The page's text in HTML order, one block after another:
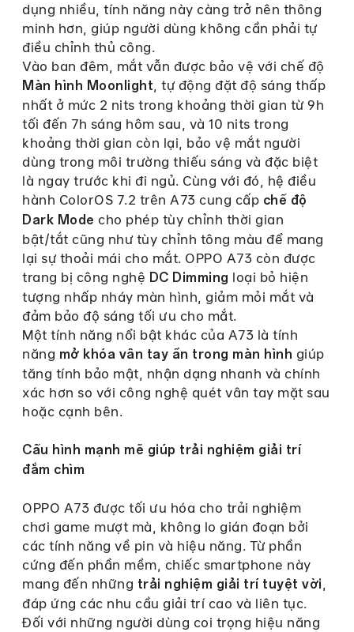
dụng nhiều, tính năng này càng trở nên thông
minh hơn, giúp người dùng không cần phải tự
điều chỉnh thủ công.
Vào ban đêm, mắt vẫn được bảo vệ với chế độ
Màn hình Moonlight , tự động đặt độ sáng thấp
nhất ở mức 2 nits trong khoảng thời gian từ 9h
tối đến 7h sáng hôm sau, và 10 nits trong
khoảng thời gian còn lại, bảo vệ mắt người
dùng trong môi trường thiếu sáng và đặc biệt
là ngay trước khi đi ngủ. Cùng với đó, hệ điều
hành ColorOS 7.2 trên A73 cung cấp chế độ
Dark Mode cho phép tùy chỉnh thời gian
bật/tắt cũng như tùy chỉnh tông màu để mang
lại sự thoải mái cho mắt. OPPO A73 còn được
trang bị công nghệ DC Dimming loại bỏ hiện
tượng nhấp nháy màn hình, giảm mỏi mắt và
đảm bảo độ sáng tối ưu cho mắt.
Một tính năng nổi bật khác của A73 là tính
năng mở khóa vân tay ẩn trong màn hình giúp
tăng tính bảo mật, nhận dạng nhanh và chính
xác hơn so với công nghệ quét vân tay mặt sau
hoặc cạnh bên.
Cấu hình mạnh mẽ giúp trải nghiệm giải trí
đắm chìm
OPPO A73 được tối ưu hóa cho trải nghiệm
chơi game mượt mà, không lo gián đoạn bởi
các tính năng về pin và hiệu năng. Từ phần
cứng đến phần mềm, chiếc smartphone này
mang đến những trải nghiệm giải trí tuyệt vời
đáp ứng các nhu cầu giải trí cao và liên tục.
Đối với những người dùng coi trọng hiệu năng